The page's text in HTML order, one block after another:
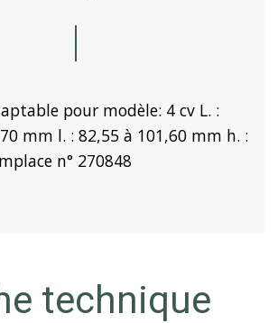
pour modèle: 4 cv L. :
mm l. : 82,55 à 101,60 mm h. :
n° 270848
technique